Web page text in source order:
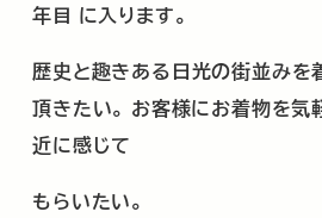
年目 に入ります。
歴史と趣きある日光の街並みを
頂きたい。 お客様にお着物を気
近に感じて
もらいたい。